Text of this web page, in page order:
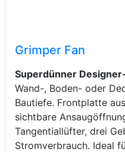
Grimper Fan
Superdünner
Wand-, Boden- oder
Bautiefe. Frontplatte
sichtbare
Tangentiallüfter, drei
Stromverbrauch. Ideal